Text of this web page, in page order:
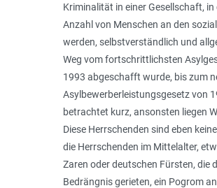
Kriminalität in einer Gesellschaft, in
Anzahl von Menschen an den
werden, selbstverständlich und
Weg vom fortschrittlichsten
1993 abgeschafft wurde, bis zum
Asylbewerberleistungsgesetz von
betrachtet kurz, ansonsten liegen
Diese Herrschenden sind eben
die Herrschenden im Mittelalter,
Zaren oder deutschen Fürsten, die
Bedrängnis gerieten, ein Pogrom